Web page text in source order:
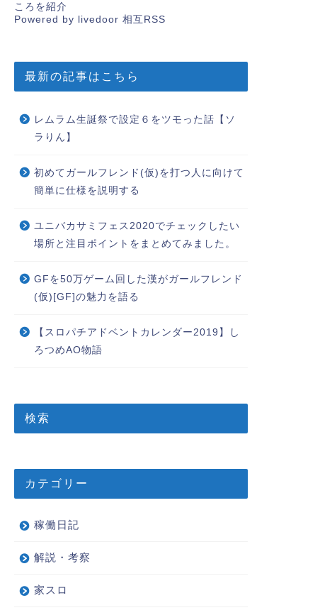
ころを紹介
Powered by livedoor 相互RSS
最新の記事はこちら
レムラム生誕祭で設定６をツモった話【ソ
ラりん】
初めてガールフレンド(仮)を打つ人に向けて
簡単に仕様を説明する
ユニバカサミフェス2020でチェックしたい
場所と注目ポイントをまとめてみました。
GFを50万ゲーム回した漢がガールフレンド
(仮)[GF]の魅力を語る
【スロパチアドベントカレンダー2019】し
ろつめAO物語
検索
カテゴリー
稼働日記
解説・考察
家スロ